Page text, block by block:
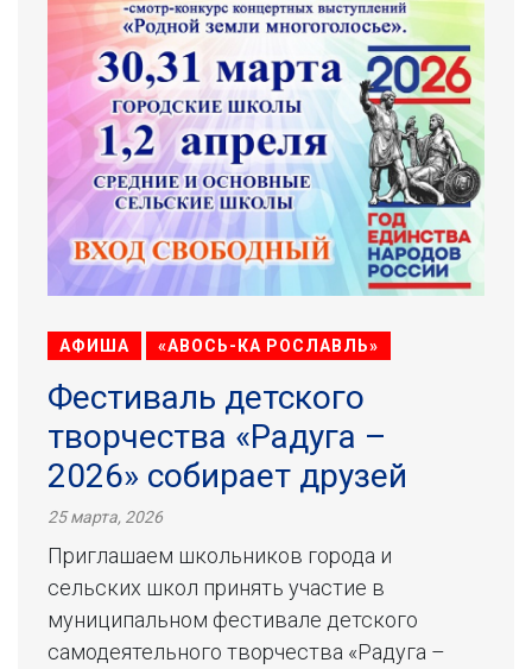
АФИША «АВОСЬ-КА РОСЛАВЛЬ»
Фестиваль детского
творчества «Радуга –
2026» собирает друзей
25 марта, 2026
Приглашаем школьников города и
сельских школ принять участие в
муниципальном фестивале детского
самодеятельного творчества «Радуга –